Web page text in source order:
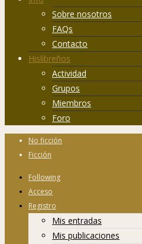
Sobre nosotros
FAQs
Contacto
Hislibreños
Actividad
Grupos
Miembros
Foro
No ficción
Ficción
Following
Acceso
Registro
Mis entradas
Mis publicaciones